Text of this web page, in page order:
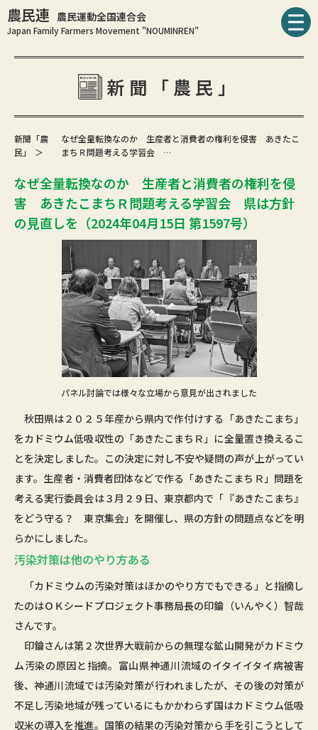
農民連 農民運動全国連合会
Japan Family Farmers Movement "NOUMINREN"
新聞「農民」
新聞「農
民」
なぜ全量転換なのか 生産者と消費者の権利を侵害 あきたこ
まちＲ問題考える学習会 …
なぜ全量転換なのか 生産者と消費者の権利を侵
害 あきたこまちＲ問題考える学習会 県は方針
の見直しを（2024年04月15日 第1597号）
パネル討論では様々な立場から意見が出されました
秋田県は２０２５年産から県内で作付けする「あきたこまち」
をカドミウム低吸収性の「あきたこまちＲ」に全量置き換えるこ
とを決定しました。この決定に対し不安や疑問の声が上がってい
ます。生産者・消費者団体などで作る「あきたこまちＲ」問題を
考える実行委員会は３月２９日、東京都内で「『あきたこまち』
をどう守る？ 東京集会」を開催し、県の方針の問題点などを明
らかにしました。
汚染対策は他のやり方ある
「カドミウムの汚染対策はほかのやり方でもできる」と指摘し
たのはＯＫシードプロジェクト事務局長の印鑰（いんやく）智哉
さんです。
印鑰さんは第２次世界大戦前からの無理な鉱山開発がカドミウ
ム汚染の原因と指摘。富山県神通川流域のイタイイタイ病被害
後、神通川流域では汚染対策が行われましたが、その後の対策が
不足し汚染地域が残っているにもかかわらず国はカドミウム低吸
収米の導入を推進。国策の結果の汚染対策から手を引こうとして